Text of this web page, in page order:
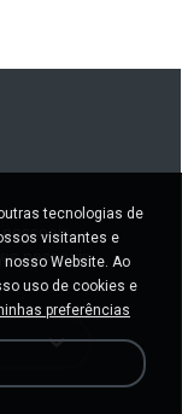
pessoais
tecnologias de
visitantes e
Website. Ao
uso de cookies e
preferências